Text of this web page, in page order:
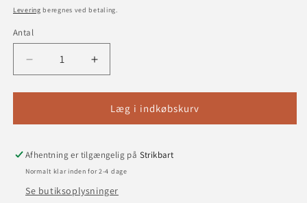
Levering beregnes ved betaling.
Antal
Reducer
antallet
for
-
67
Purple
Øg
antallet
for
Bomuldsgarn
-
67
Purple
Passion
Læg i indkøbskurv
Afhentning er tilgængelig på Strikbart
Normalt klar inden for 2-4 dage
Se butiksoplysninger